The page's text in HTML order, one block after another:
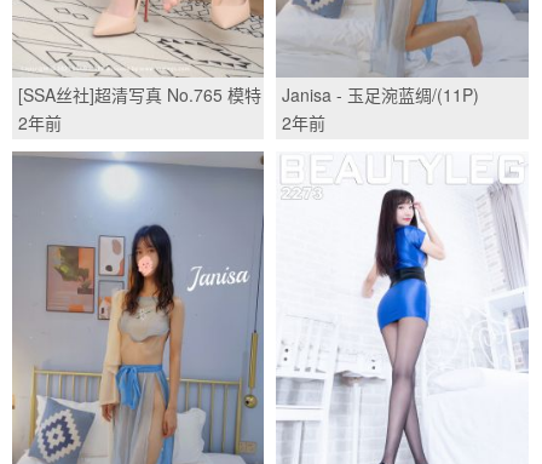
[SSA丝社]超清写真 No.765 模特
团团 的肤色油亮丝袜
（下）/(123P)
2年前
Janisa - 玉足涴蓝绸/(11P)
2年前